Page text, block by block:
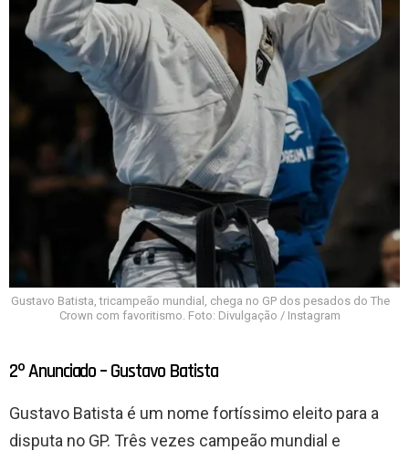
Gustavo Batista, tricampeão mundial, chega no GP dos pesados do The
Crown com favoritismo. Foto: Divulgação / Instagram
2º Anunciado – Gustavo Batista
Gustavo Batista é um nome fortíssimo eleito para a
disputa no GP. Três vezes campeão mundial e